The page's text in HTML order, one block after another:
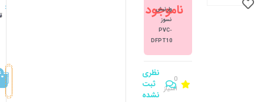
ناموجود
وارنیش
نسوز
PVC-
DFPT10
0
امتیاز
نظری
ثبت
نشده
: